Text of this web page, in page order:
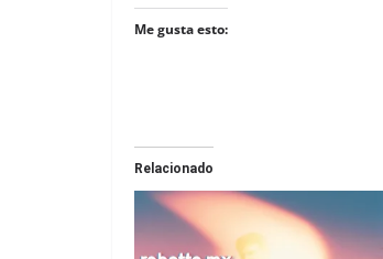
Me gusta esto:
Relacionado